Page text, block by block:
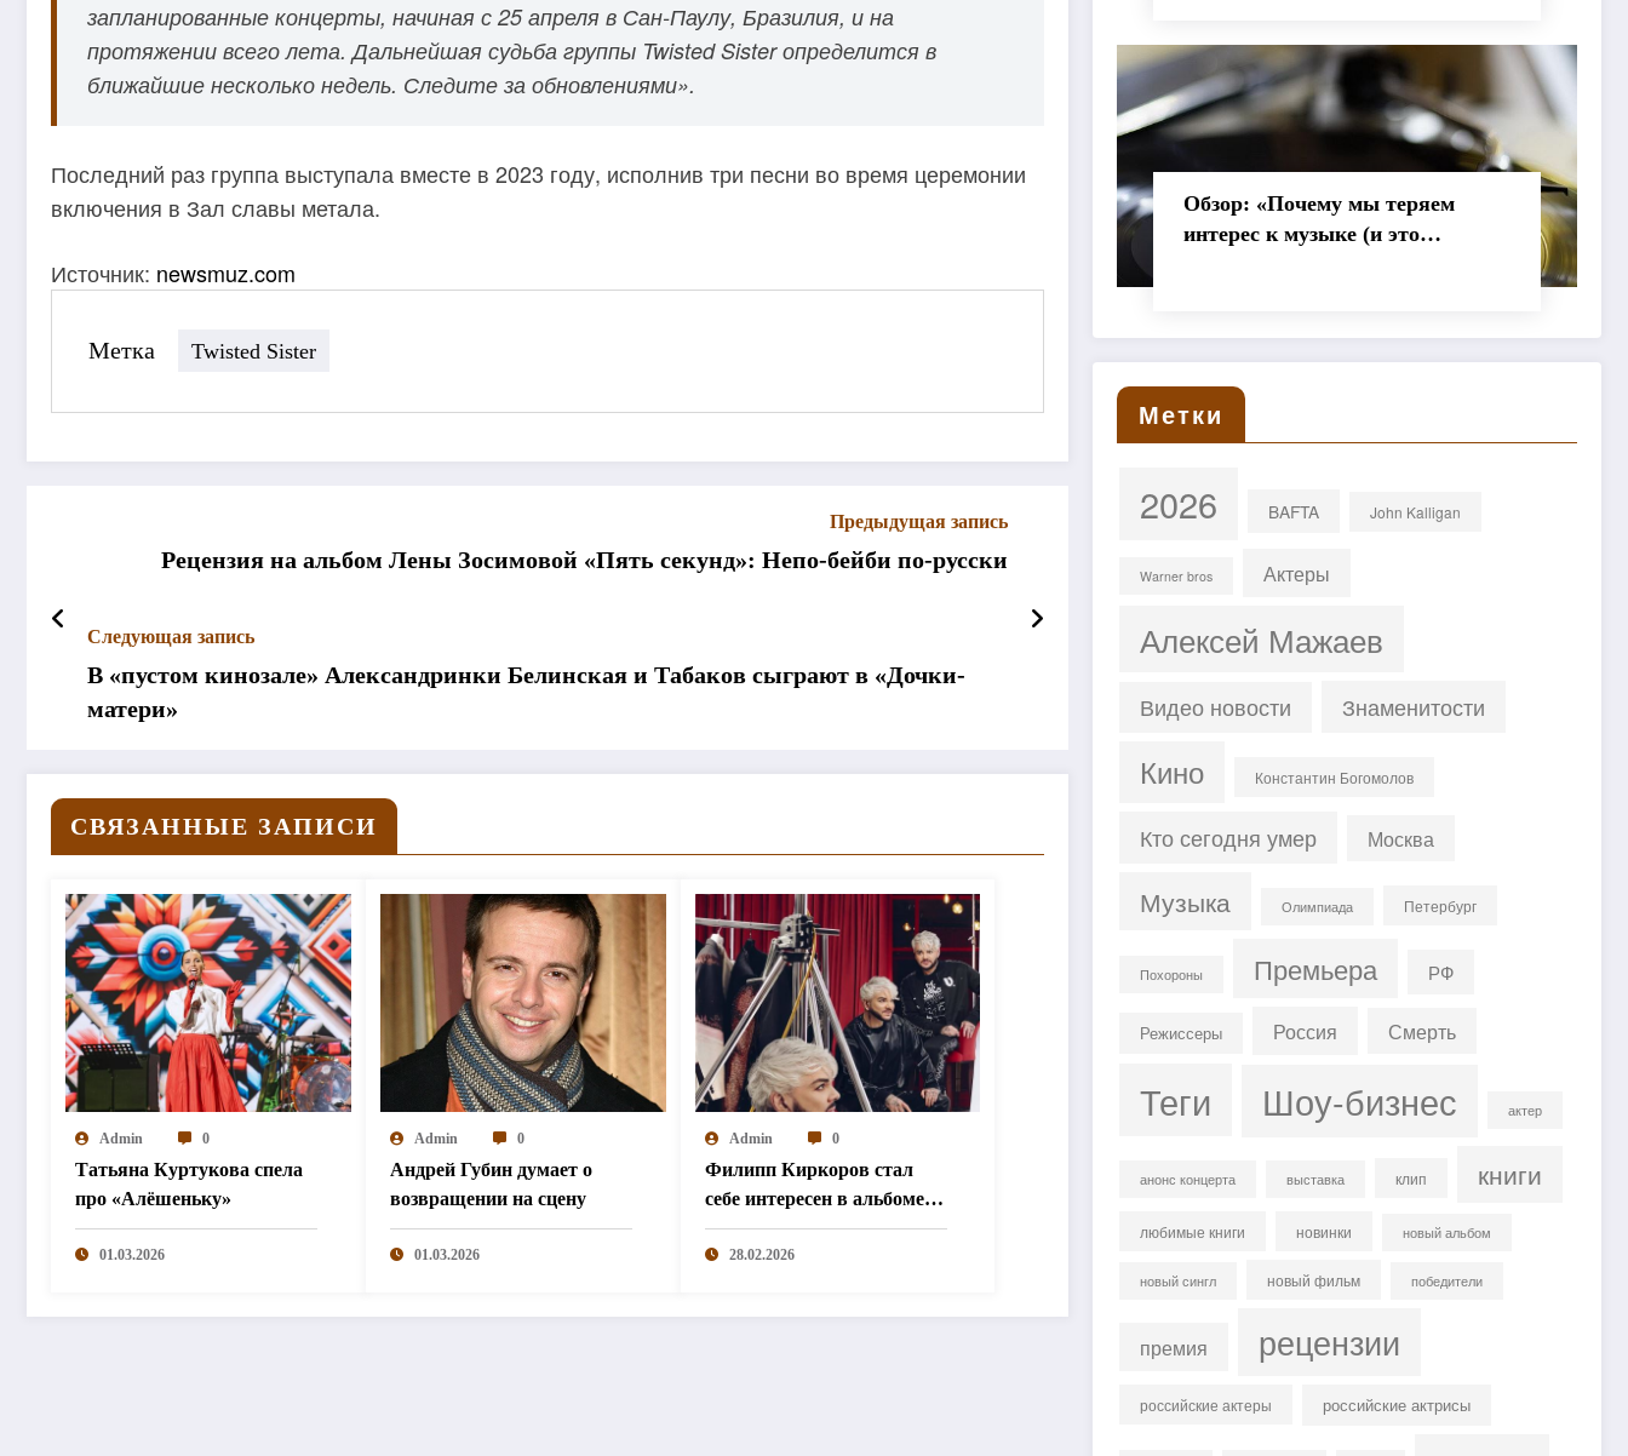
запланированные концерты, начиная с 25 апреля в Сан-Паулу, Бразилия, и на
протяжении всего лета. Дальнейшая судьба группы Twisted Sister определится в
ближайшие несколько недель. Следите за обновлениями».
Последний раз группа выступала вместе в 2023 году, исполнив три песни во время церемонии
включения в Зал славы метала.
Источник: newsmuz.com
Метка Twisted Sister
Предыдущая запись
Рецензия на альбом Лены Зосимовой «Пять секунд»: Непо-бейби по-русски
Следующая запись
В «пустом кинозале» Александринки Белинская и Табаков сыграют в «Дочки-
матери»
СВЯЗАННЫЕ ЗАПИСИ
Admin 0
Татьяна Куртукова спела
про «Алёшеньку»
01.03.2026
Admin 0
Андрей Губин думает о
возвращении на сцену
01.03.2026
Admin 0
Филипп Киркоров стал
себе интересен в альбоме
«Uno»
28.02.2026
Обзор: «Почему мы теряем
интерес к музыке (и это
Метки
2026 BAFTA John Kalligan
Warner bros Актеры
Алексей Мажаев
Видео новости Знаменитости
Кино Константин Богомолов
Кто сегодня умер Москва
Музыка Олимпиада Петербург
Похороны Премьера РФ
Режиссеры Россия Смерть
Теги Шоу-бизнес актер
анонс концерта выставка клип книги
любимые книги новинки новый альбом
новый сингл новый фильм победители
премия рецензии
российские актеры российские актрисы